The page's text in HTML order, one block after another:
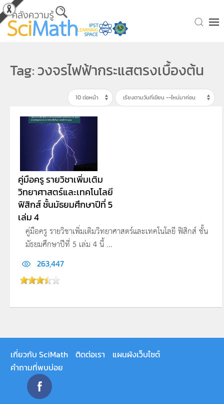
Skip to main content
Tag: วงจรไฟฟ้ากระแสตรงเบื้องต้น
คู่มือครู รายวิชาเพิ่มเติม
วิทยาศาสตร์และเทคโนโลยี
ฟิสิกส์ ชั้นมัธยมศึกษาปีที่ 5
เล่ม 4
คู่มือครู รายวิชาเพิ่มเติมวิทยาศาสตร์และเทคโนโลยี ฟิสิกส์ ชั้น
มัธยมศึกษาปีที่ 5 เล่ม 4 นี้ ...
263,447
เกี่ยวกับ SciMath ติดต่อเรา
แผนผังเว็บไซต์
คำถามที่พบบ่อย